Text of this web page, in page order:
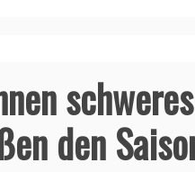
den